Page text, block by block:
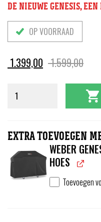
DE NIEUWE GENESIS,
OP VOORRAAD
1.599,00
prijs
was:
1.399,00
prijs
is:
EXTRA TOEVOEGEN
WEBER
HOES
Toevoegen